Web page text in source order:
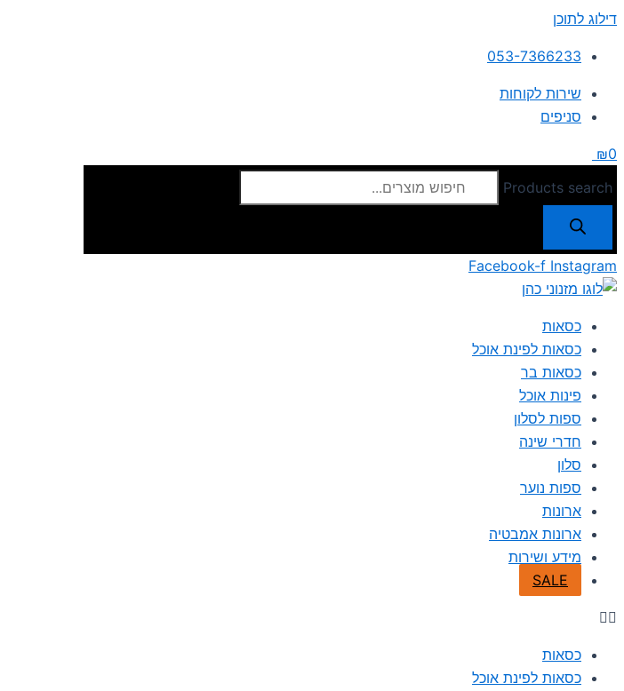
דילוג לתוכן
053-7366233
שירות לקוחות
סניפים
₪0
Products search
Facebook-f Instagram
כסאות
כסאות לפינת אוכל
כסאות בר
פינות אוכל
ספות לסלון
חדרי שינה
סלון
ספות נוער
ארונות
ארונות אמבטיה
מידע ושירות
SALE
כסאות
כסאות לפינת אוכל